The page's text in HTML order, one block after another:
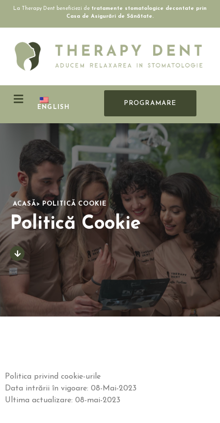
La Therapy Dent beneficiezi de tratamente stomatologice decontate prin
Casa de Asigurări de Sănătate.
ENGLISH
PROGRAMARE
ACASĂ> POLITICĂ COOKIE
PoliticăCookie
Politica privind cookie-urile
Data intrării în vigoare: 08-Mai-2023
Ultima actualizare: 08-mai-2023